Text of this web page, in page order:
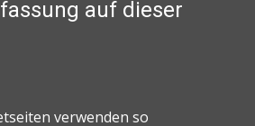
auf dieser
verwenden so